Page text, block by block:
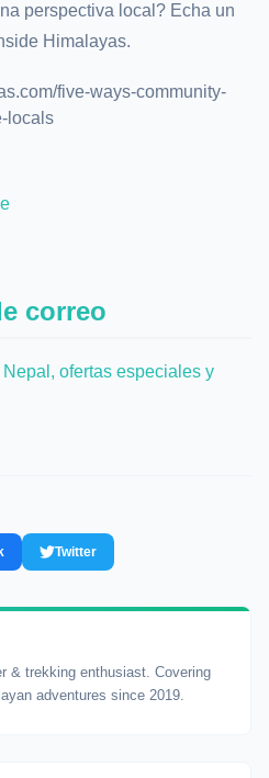
perspectiva local? Echa un
Himalayas.
five-ways-community-
locals
correo
ofertas especiales y
Twitter
& trekking enthusiast. Covering
adventures since 2019.